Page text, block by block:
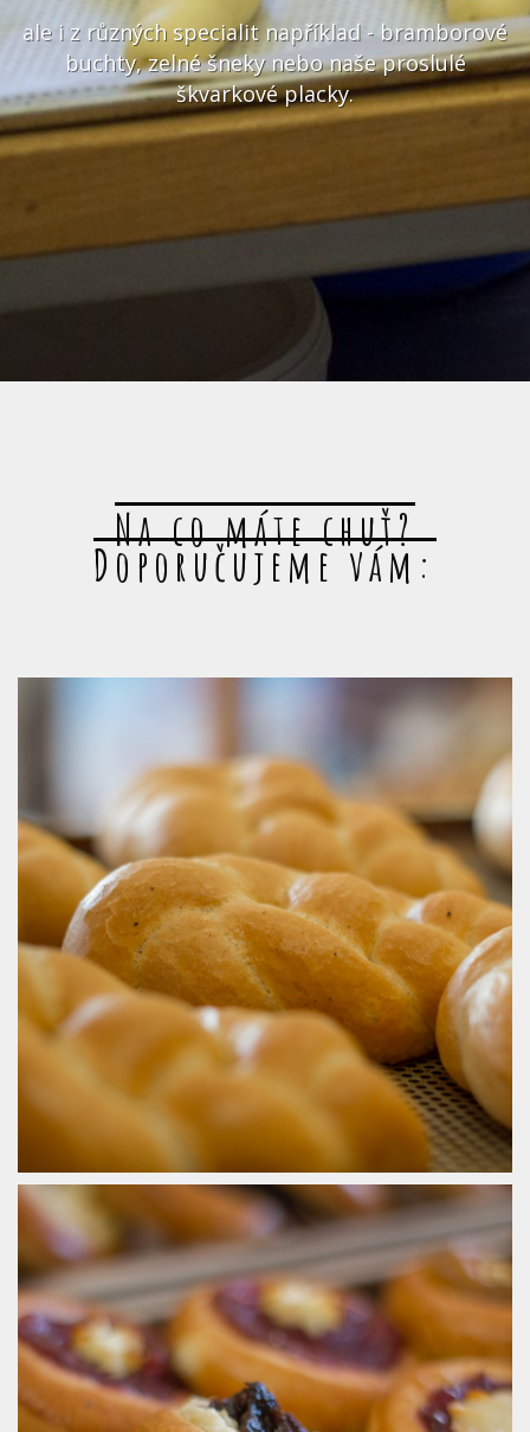
ale i z různých specialit například - bramborové
buchty, zelné šneky nebo naše proslulé
škvarkové placky.
Na co máte chuť?
Doporučujeme vám: